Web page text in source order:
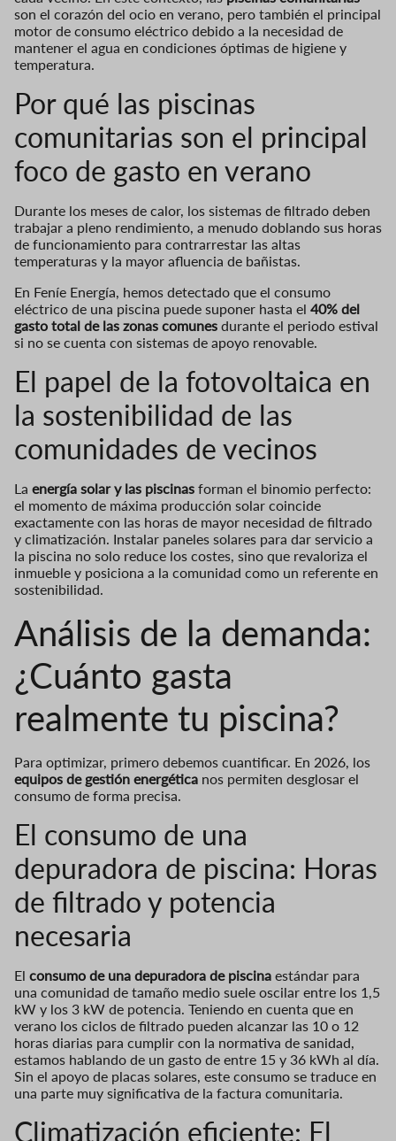
son el corazón del ocio en verano, pero también el principal
motor de consumo eléctrico debido a la necesidad de
mantener el agua en condiciones óptimas de higiene y
temperatura.
Por qué las piscinas
comunitarias son el principal
foco de gasto en verano
Durante los meses de calor, los sistemas de filtrado deben
trabajar a pleno rendimiento, a menudo doblando sus horas
de funcionamiento para contrarrestar las altas
temperaturas y la mayor afluencia de bañistas.
En Feníe Energía, hemos detectado que el consumo
eléctrico de una piscina puede suponer hasta el 40% del
gasto total de las zonas comunes durante el periodo estival
si no se cuenta con sistemas de apoyo renovable.
El papel de la fotovoltaica en
la sostenibilidad de las
comunidades de vecinos
La energía solar y las piscinas forman el binomio perfecto:
el momento de máxima producción solar coincide
exactamente con las horas de mayor necesidad de filtrado
y climatización. Instalar paneles solares para dar servicio a
la piscina no solo reduce los costes, sino que revaloriza el
inmueble y posiciona a la comunidad como un referente en
sostenibilidad.
Análisis de la demanda:
¿Cuánto gasta
realmente tu piscina?
Para optimizar, primero debemos cuantificar. En 2026, los
equipos de gestión energética nos permiten desglosar el
consumo de forma precisa.
El consumo de una
depuradora de piscina: Horas
de filtrado y potencia
necesaria
El consumo de una depuradora de piscina estándar para
una comunidad de tamaño medio suele oscilar entre los 1,5
kW y los 3 kW de potencia. Teniendo en cuenta que en
verano los ciclos de filtrado pueden alcanzar las 10 o 12
horas diarias para cumplir con la normativa de sanidad,
estamos hablando de un gasto de entre 15 y 36 kWh al día.
Sin el apoyo de placas solares, este consumo se traduce en
una parte muy significativa de la factura comunitaria.
Climatización eficiente: El